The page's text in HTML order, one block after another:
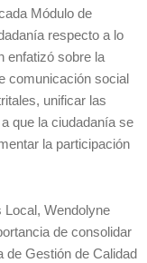
Módulo de
respecto a lo
enfatizó sobre la
comunicación social
unificar las
que la ciudadanía se
la participación
Local, Wendolyne
de consolidar
de Gestión de Calidad